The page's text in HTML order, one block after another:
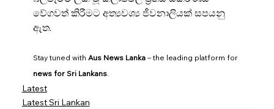
වේගවත් කිරීමට අත්‍යවශ්‍ය ජීවනාලියක් සපයනු
ඇත.
Stay tuned with Aus News Lanka – the leading platform for
news for Sri Lankans.
Latest
Latest Sri Lankan